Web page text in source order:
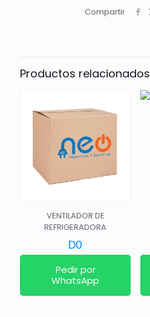
Compartir
Productos relacionados
VENTILADOR DE
REFRIGERADORA
D0
Pedir por
WhatsApp